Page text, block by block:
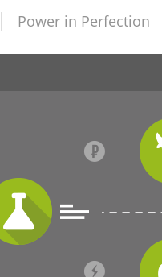
Power in Perfection